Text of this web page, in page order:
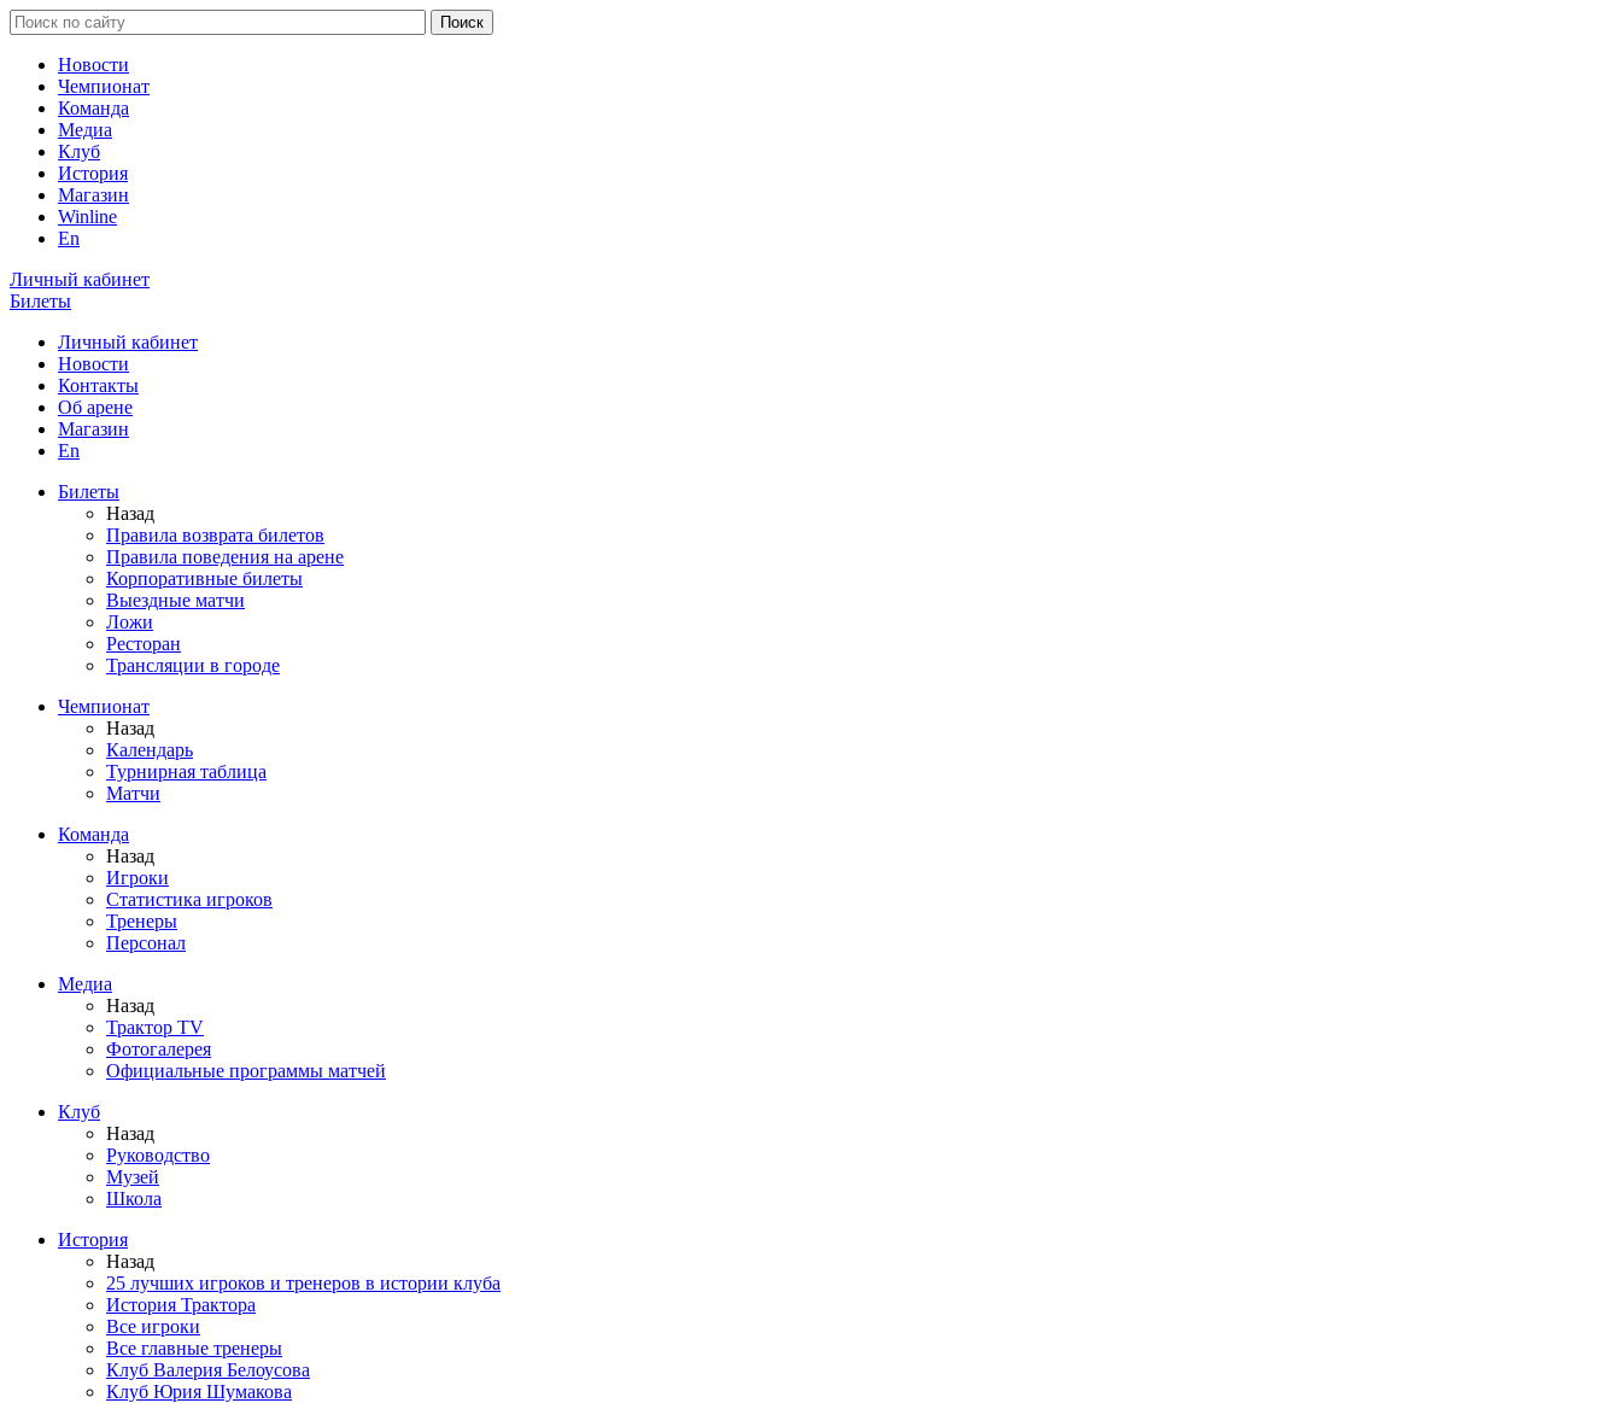
Новости
Чемпионат
Команда
Медиа
Клуб
История
Магазин
Winline
En
Личный кабинет
Билеты
Личный кабинет
Новости
Контакты
Об арене
Магазин
En
Билеты
Назад
Правила возврата билетов
Правила поведения на арене
Корпоративные билеты
Выездные матчи
Ложи
Ресторан
Трансляции в городе
Чемпионат
Назад
Календарь
Турнирная таблица
Матчи
Команда
Назад
Игроки
Статистика игроков
Тренеры
Персонал
Медиа
Назад
Трактор TV
Фотогалерея
Официальные программы матчей
Клуб
Назад
Руководство
Музей
Школа
История
Назад
25 лучших игроков и тренеров в истории клуба
История Трактора
Все игроки
Все главные тренеры
Клуб Валерия Белоусова
Клуб Юрия Шумакова